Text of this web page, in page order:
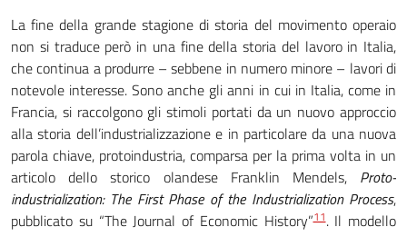
La fine della grande stagione di storia del movimento operaio
non si traduce però in una fine della storia del lavoro in Italia,
che continua a produrre – sebbene in numero minore – lavori di
notevole interesse. Sono anche gli anni in cui in Italia, come in
Francia, si raccolgono gli stimoli portati da un nuovo approccio
alla storia dell’industrializzazione e in particolare da una nuova
parola chiave, protoindustria, comparsa per la prima volta in un
articolo dello storico olandese Franklin Mendels, Proto-
industrialization: The First Phase of the Industrialization Process,
pubblicato su “The Journal of Economic History”11. Il modello